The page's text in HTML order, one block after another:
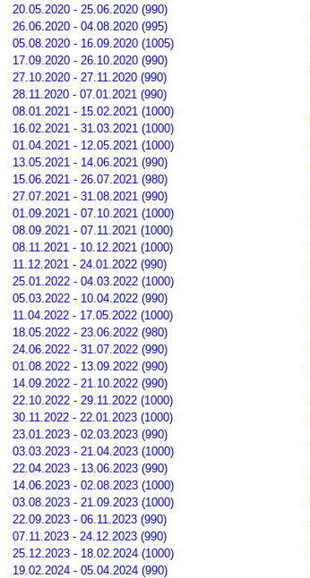
20.05.2020 - 25.06.2020 (990)
26.06.2020 - 04.08.2020 (995)
05.08.2020 - 16.09.2020 (1005)
17.09.2020 - 26.10.2020 (990)
27.10.2020 - 27.11.2020 (990)
28.11.2020 - 07.01.2021 (990)
08.01.2021 - 15.02.2021 (1000)
16.02.2021 - 31.03.2021 (1000)
01.04.2021 - 12.05.2021 (1000)
13.05.2021 - 14.06.2021 (990)
15.06.2021 - 26.07.2021 (980)
27.07.2021 - 31.08.2021 (990)
01.09.2021 - 07.10.2021 (1000)
08.09.2021 - 07.11.2021 (1000)
08.11.2021 - 10.12.2021 (1000)
11.12.2021 - 24.01.2022 (990)
25.01.2022 - 04.03.2022 (1000)
05.03.2022 - 10.04.2022 (990)
11.04.2022 - 17.05.2022 (1000)
18.05.2022 - 23.06.2022 (980)
24.06.2022 - 31.07.2022 (990)
01.08.2022 - 13.09.2022 (990)
14.09.2022 - 21.10.2022 (990)
22.10.2022 - 29.11.2022 (1000)
30.11.2022 - 22.01.2023 (1000)
23.01.2023 - 02.03.2023 (990)
03.03.2023 - 21.04.2023 (1000)
22.04.2023 - 13.06.2023 (990)
14.06.2023 - 02.08.2023 (1000)
03.08.2023 - 21.09.2023 (1000)
22.09.2023 - 06.11.2023 (990)
07.11.2023 - 24.12.2023 (990)
25.12.2023 - 18.02.2024 (1000)
19.02.2024 - 05.04.2024 (990)